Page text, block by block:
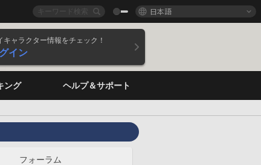
日本語
キャラクター情報をチェック！
イン
ング ヘルプ＆サポート
フォーラム